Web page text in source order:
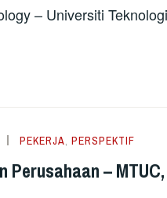
– Universiti
PEKERJA, PERSPEKTIF
Perusahaan –